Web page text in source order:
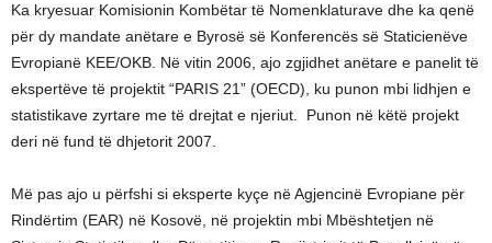
Ka kryesuar Komisionin Kombëtar të Nomenklaturave dhe ka qenë
për dy mandate anëtare e Byrosë së Konferencës së Staticienëve
Evropianë KEE/OKB. Në vitin 2006, ajo zgjidhet anëtare e panelit të
ekspertëve të projektit “PARIS 21” (OECD), ku punon mbi lidhjen e
statistikave zyrtare me të drejtat e njeriut. Punon në këtë projekt
deri në fund të dhjetorit 2007.
Më pas ajo u përfshi si eksperte kyçe në Agjencinë Evropiane për
Rindërtim (EAR) në Kosovë, në projektin mbi Mbështetjen në